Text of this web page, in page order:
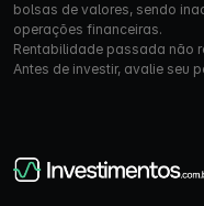
bolsas de valores, sendo
operações financeiras.
Rentabilidade passada não
Antes de investir, avalie seu